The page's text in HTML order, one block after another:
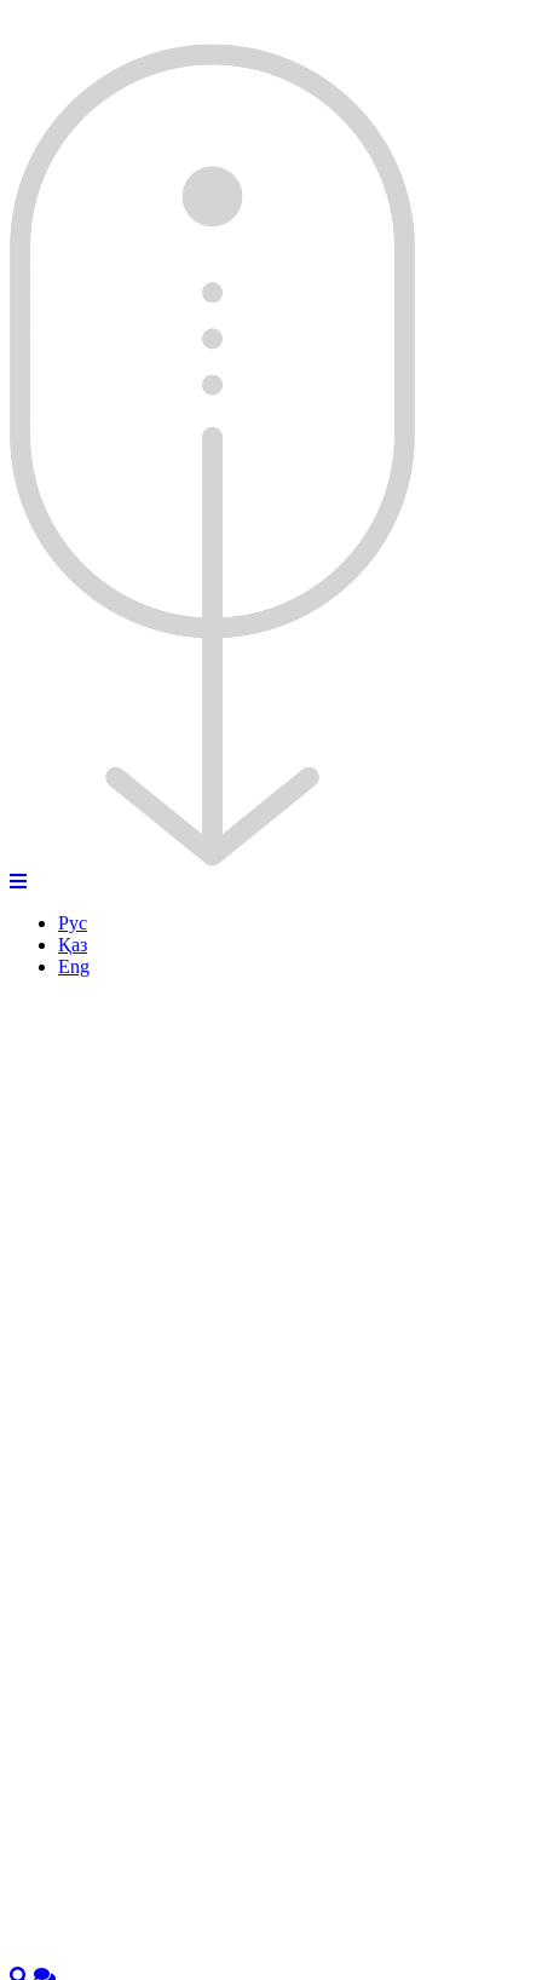
Рус
Қаз
Eng